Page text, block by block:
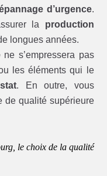
d’urgence.
la production
longues années.
ne s’empressera pas
les éléments qui le
. En outre, vous
de qualité supérieure
le choix de la qualité